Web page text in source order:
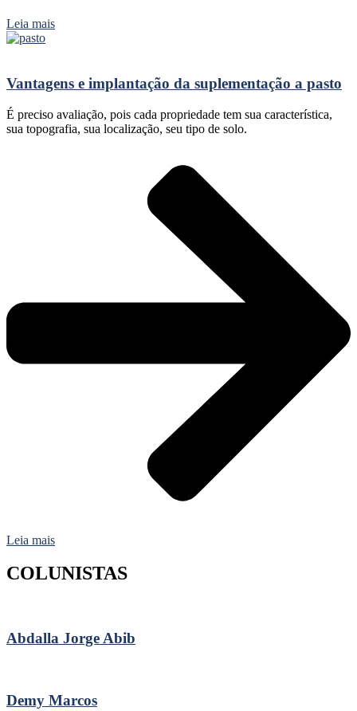
Leia mais
Vantagens e implantação da suplementação a pasto
É preciso avaliação, pois cada propriedade tem sua característica,
sua topografia, sua localização, seu tipo de solo.
Leia mais
COLUNISTAS
Abdalla Jorge Abib
Demy Marcos